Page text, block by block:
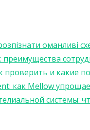
оманливі
проверить и какие
как Mellow
системы: